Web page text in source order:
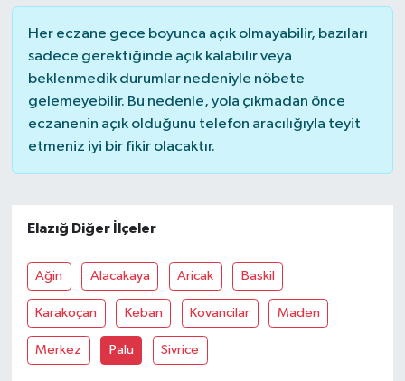
Her eczane gece boyunca açık olmayabilir, bazıları
sadece gerektiğinde açık kalabilir veya
beklenmedik durumlar nedeniyle nöbete
gelemeyebilir. Bu nedenle, yola çıkmadan önce
eczanenin açık olduğunu telefon aracılığıyla teyit
etmeniz iyi bir fikir olacaktır.
Elazığ Diğer İlçeler
Ağin Alacakaya Aricak Baskil
Karakoçan Keban Kovancilar Maden
Merkez Palu Sivrice
Yerel